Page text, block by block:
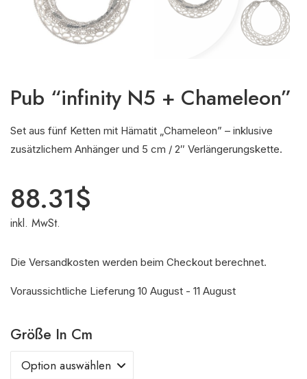
Pub “infinity N5 + Chameleon”
Set aus fünf Ketten mit Hämatit „Chameleon” – inklusive
zusätzlichem Anhänger und 5 cm / 2″ Verlängerungskette.
88.31$
inkl. MwSt.
Die Versandkosten werden beim Checkout berechnet.
Voraussichtliche Lieferung 10 August - 11 August
Größe In Cm